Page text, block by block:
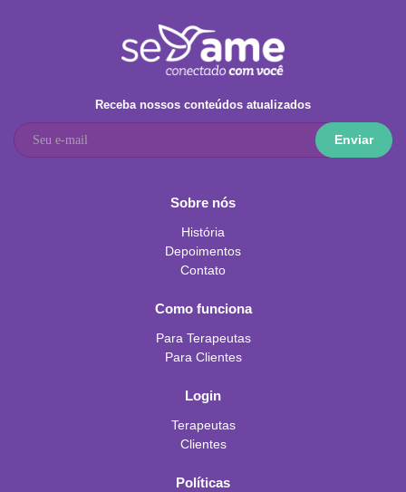
Receba nossos conteúdos atualizados
Enviar
Sobre nós
História
Depoimentos
Contato
Como funciona
Para Terapeutas
Para Clientes
Login
Terapeutas
Clientes
Políticas